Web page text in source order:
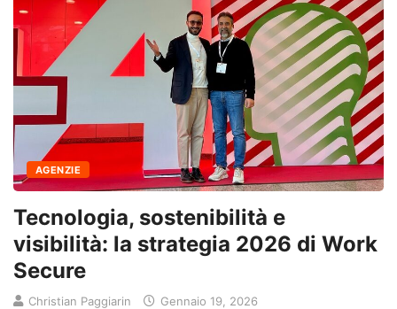
AGENZIE
Tecnologia, sostenibilità e
visibilità: la strategia 2026 di Work
Secure
Christian Paggiarin Gennaio 19, 2026